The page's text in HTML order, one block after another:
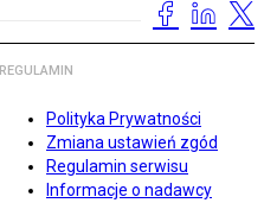
REGULAMIN
Polityka Prywatności
Zmiana ustawień zgód
Regulamin serwisu
Informacje o nadawcy